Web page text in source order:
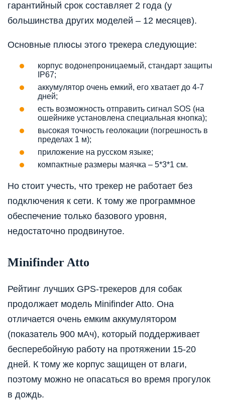
гарантийный срок составляет 2 года (у
большинства других моделей – 12 месяцев).
Основные плюсы этого трекера следующие:
корпус водонепроницаемый, стандарт защиты
IP67;
аккумулятор очень емкий, его хватает до 4-7
дней;
есть возможность отправить сигнал SOS (на
ошейнике установлена специальная кнопка);
высокая точность геолокации (погрешность в
пределах 1 м);
приложение на русском языке;
компактные размеры маячка – 5*3*1 см.
Но стоит учесть, что трекер не работает без
подключения к сети. К тому же программное
обеспечение только базового уровня,
недостаточно продвинутое.
Minifinder Atto
Рейтинг лучших GPS-трекеров для собак
продолжает модель Minifinder Atto. Она
отличается очень емким аккумулятором
(показатель 900 мАч), который поддерживает
бесперебойную работу на протяжении 15-20
дней. К тому же корпус защищен от влаги,
поэтому можно не опасаться во время прогулок
в дождь.